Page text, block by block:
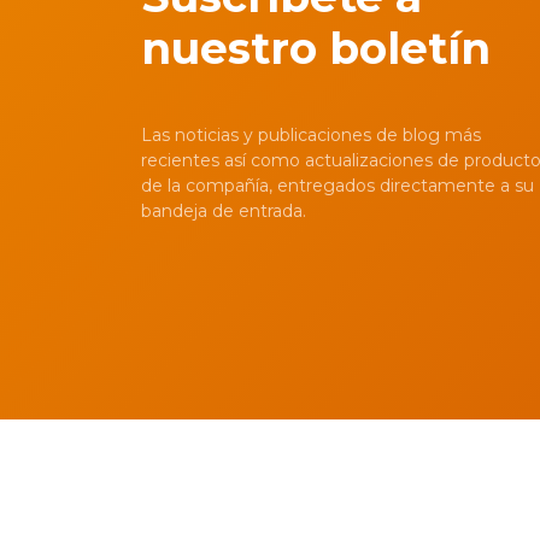
nuestro boletín
Las noticias y publicaciones de blog más
recientes así como actualizaciones de
de la compañía, entregados directamente a su
bandeja de entrada.